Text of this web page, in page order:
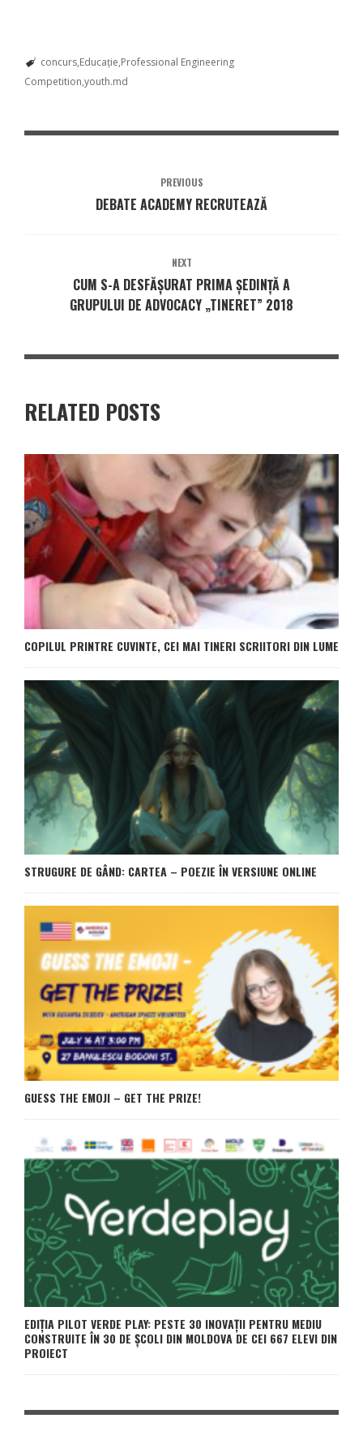
concurs Educație Professional Engineering
Competition youth.md
PREVIOUS
DEBATE ACADEMY RECRUTEAZĂ
NEXT
CUM S-A DESFĂȘURAT PRIMA ȘEDINȚĂ A
GRUPULUI DE ADVOCACY „TINERET” 2018
RELATED POSTS
COPILUL PRINTRE CUVINTE, CEI MAI TINERI SCRIITORI DIN LUME
STRUGURE DE GÂND: CARTEA – POEZIE ÎN VERSIUNE ONLINE
GUESS THE EMOJI – GET THE PRIZE!
EDIȚIA PILOT VERDE PLAY: PESTE 30 INOVAȚII PENTRU MEDIU
CONSTRUITE ÎN 30 DE ȘCOLI DIN MOLDOVA DE CEI 667 ELEVI DIN
PROIECT